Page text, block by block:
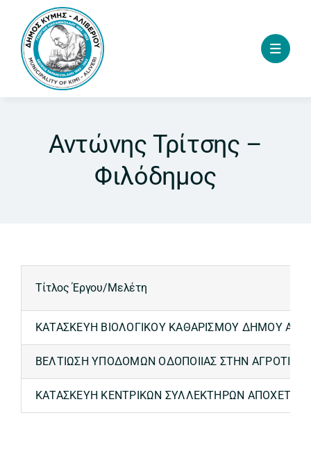
content
Αντώνης Τρίτσης –
Φιλόδημος
Τίτλος Έργου/Μελέτη
ΚΑΤΑΣΚΕΥΗ ΒΙΟΛΟΓΙΚΟΥ ΚΑΘΑΡΙΣΜΟΥ ΔΗΜΟΥ
ΒΕΛΤΙΩΣΗ ΥΠΟΔΟΜΩΝ ΟΔΟΠΟΙΙΑΣ ΣΤΗΝ
ΚΑΤΑΣΚΕΥΗ ΚΕΝΤΡΙΚΩΝ ΣΥΛΛΕΚΤΗΡΩΝ